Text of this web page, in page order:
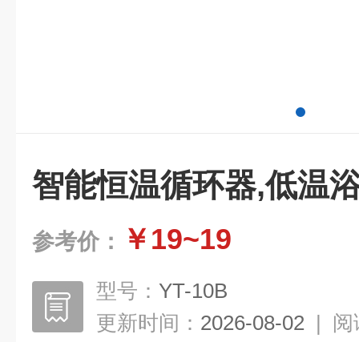
智能恒温循环器,低温
参考价： ￥19~19
型号： YT-10B
更新时间： 2026-08-02 | 阅